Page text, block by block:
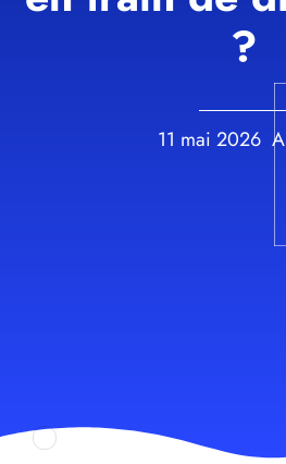
?
11 mai 2026